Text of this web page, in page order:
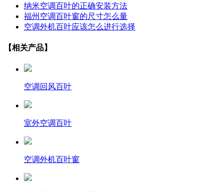
纳米空调百叶的正确安装方法
福州空调百叶窗的尺寸怎么量
空调外机百叶应该怎么进行选择
【相关产品】
空调回风百叶
室外空调百叶
空调外机百叶窗